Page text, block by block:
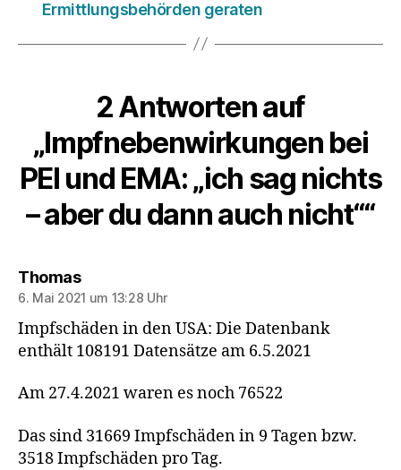
Ermittlungsbehörden geraten
2 Antworten auf
„Impfnebenwirkungen bei
PEI und EMA: „ich sag nichts
– aber du dann auch nicht““
Thomassagt:
6. Mai 2021 um 13:28 Uhr
Impfschäden in den USA: Die Datenbank
enthält 108191 Datensätze am 6.5.2021
Am 27.4.2021 waren es noch 76522
Das sind 31669 Impfschäden in 9 Tagen bzw.
3518 Impfschäden pro Tag.